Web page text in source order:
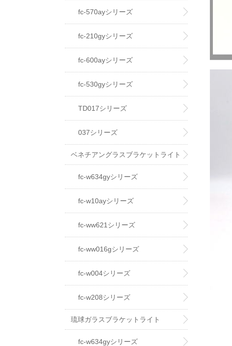
fc-570ayシリーズ
fc-210gyシリーズ
fc-600ayシリーズ
fc-530gyシリーズ
TD017シリーズ
037シリーズ
ベネチアングラスブラケットライト
fc-w634gyシリーズ
fc-w10ayシリーズ
fc-ww621シリーズ
fc-ww016gシリーズ
fc-w004シリーズ
fc-w208シリーズ
琉球ガラスブラケットライト
fc-w634gyシリーズ